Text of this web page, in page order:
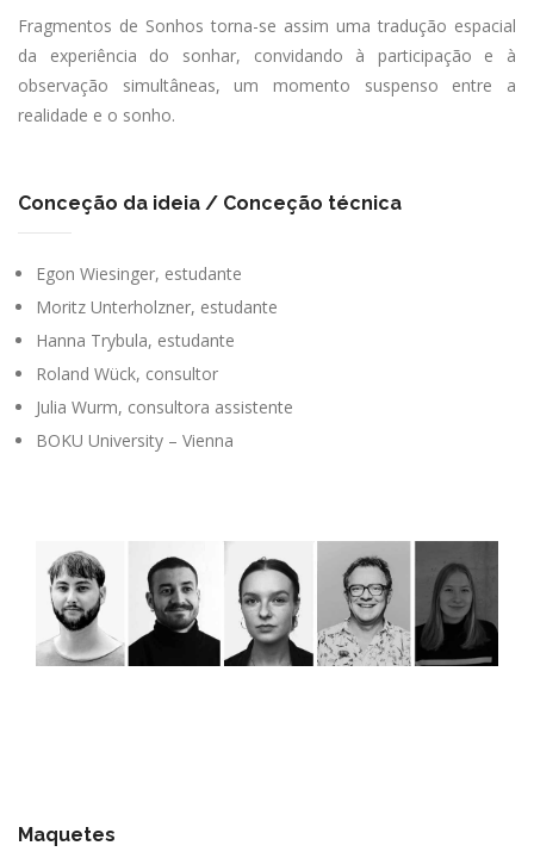
Fragmentos de Sonhos torna-se assim uma tradução espacial
da experiência do sonhar, convidando à participação e à
observação simultâneas, um momento suspenso entre a
realidade e o sonho.
Conceção da ideia / Conceção técnica
Egon Wiesinger, estudante
Moritz Unterholzner, estudante
Hanna Trybula, estudante
Roland Wück, consultor
Julia Wurm, consultora assistente
BOKU University – Vienna
Maquetes